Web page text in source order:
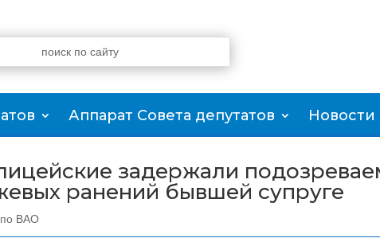
Аппарат Совета депутатов Новости
задержали
ранений бывшей супруге
ВАО